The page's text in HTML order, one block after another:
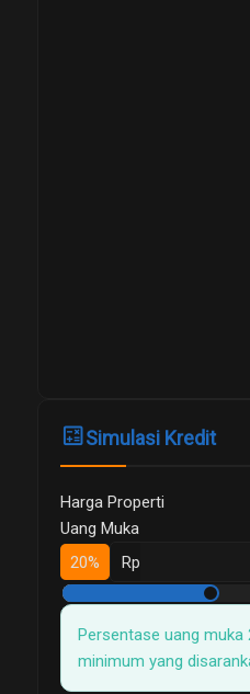
calculateSimulasi Kredit
Harga Properti
Uang Muka
20%
Rp
Persentase uang muka
minimum yang